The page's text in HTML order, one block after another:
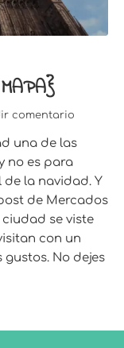
comentario
una de las
no es para
la navidad. Y
de Mercados
se viste
con un
No dejes